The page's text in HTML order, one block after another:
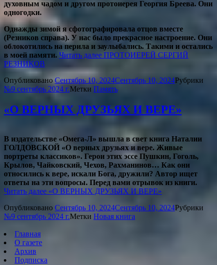
духовным чадом и другом протоиерея Георгия Бреева. Они
одногодки.
Однажды зимой я сфотографировала отцов вместе
(Резников справа). У нас было прекрасное настроение. Они
облокотились на перила и заулыбались. Такими и остались
в моей памяти. Читать далее ПРОТОИЕРЕЙ СЕРГИЙ
РЕЗНИКОВ
Опубликовано Сентябрь 10, 2024Сентябрь 10, 2024Рубрики
№9 сентябрь 2024 г.Метки Память
«О ВЕРНЫХ ДРУЗЬЯХ И ВЕРЕ»
В издательстве «Омега-Л» вышла в свет книга Наталии
ГОЛДОВСКОЙ «О верных друзьях и вере. Живые
портреты классиков». Герои этих эссе Пушкин, Гоголь,
Крылов, Чайковский, Чехов, Рахманинов… Как они
относились к вере, искали Бога, дружили? Автор ищет
ответы на эти вопросы. Перед вами отрывок из книги.
Читать далее «О ВЕРНЫХ ДРУЗЬЯХ И ВЕРЕ»
Опубликовано Сентябрь 10, 2024Сентябрь 10, 2024Рубрики
№9 сентябрь 2024 г.Метки Новая книга
Главная
О газете
Архив
Подписка